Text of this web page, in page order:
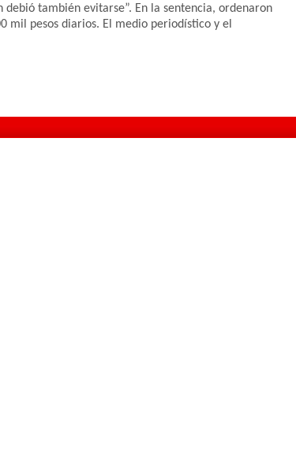
también evitarse”. En la sentencia, ordenaron
mil pesos diarios. El medio periodístico y el